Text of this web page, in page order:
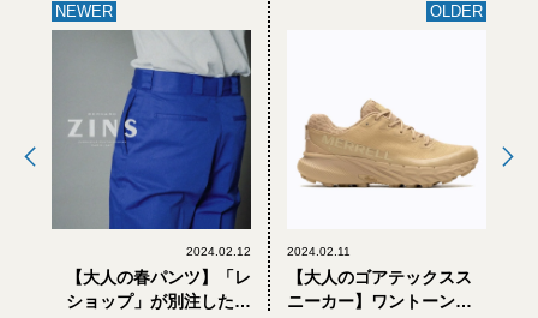
NEWER
2024.02.12
【大人の春パンツ】「レ
ショップ」が別注した、
OLDER
2024.02.11
【大人のゴアテックスス
ニーカー】ワントーンの